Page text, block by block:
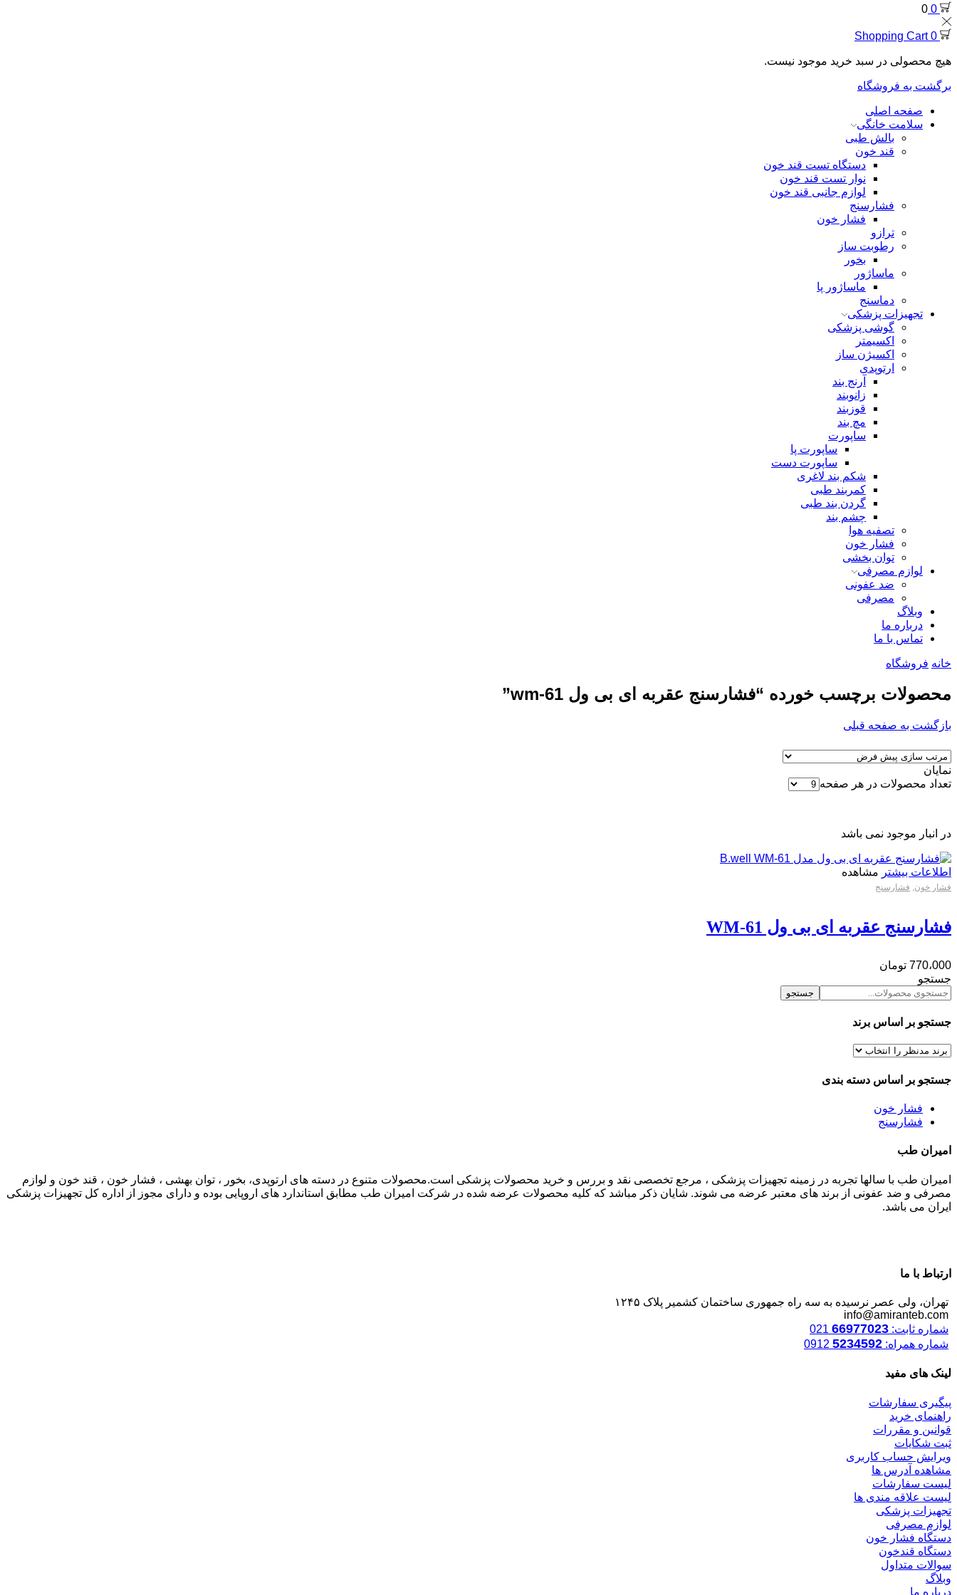
0
0
0
Shopping Cart
هیچ محصولی در سبد خرید موجود نیست.
برگشت به فروشگاه
صفحه اصلی
سلامت خانگی
بالش طبی
قند خون
دستگاه تست قند خون
نوار تست قند خون
لوازم جانبی قند خون
فشارسنج
فشار خون
ترازو
رطوبت ساز
بخور
ماساژور
ماساژور پا
دماسنج
تجهیزات پزشکی
گوشی پزشکی
اکسیمتر
اکسیژن ساز
ارتوپدی
آرنج بند
زانوبند
قوزبند
مچ بند
ساپورت
ساپورت پا
ساپورت دست
شکم بند لاغری
کمربند طبی
گردن بند طبی
چشم بند
تصفیه هوا
فشار خون
توان بخشی
لوازم مصرفی
ضد عفونی
مصرفی
وبلاگ
درباره ما
تماس با ما
خانه فروشگاه
محصولات برچسب خورده “فشارسنج عقربه ای بی ول wm-61”
بازگشت به صفحه قبلی
نمایان
تعداد محصولات در هر صفحه
در انبار موجود نمی باشد
اطلاعات بیشتر مشاهده
فشار خون, فشارسنج
فشارسنج عقربه ای بی ول WM-61
770،000 تومان
جستجو
جستجو
جستجو بر اساس برند
جستجو بر اساس دسته بندی
فشار خون
فشارسنج
امیران طب
امیران طب با سالها تجربه در زمینه تجهیزات پزشکی ، مرجع تخصصی نقد و بررس و خرید محصولات پزشکی است.محصولات متنوع در دسته های ارتوپدی، بخور ، توان بهشی ، فشار خون ، قند خون و لوازم
مصرفی و ضد عفونی از برند های معتبر عرضه می شوند. شایان ذکر مباشد که کلیه محصولات عرضه شده در شرکت امیران طب مطابق استاندارد های اروپایی بوده و دارای مجوز از اداره کل تجهیزات پزشکی
ایران می باشد.
ارتباط با ما
تهران، ولی عصر نرسیده به سه راه جمهوری ساختمان کشمیر پلاک ۱۲۴۵
info@amiranteb.com
شماره ثابت: 66977023
شماره همراه: 5234592
لینک های مفید
پیگیری سفارشات
راهنمای خرید
قوانین و مقررات
ثبت شکایات
ویرایش حساب کاربری
مشاهده آدرس ها
لیست سفارشات
لیست علاقه مندی ها
تجهیزات پزشکی
لوازم مصرفی
دستگاه فشار خون
دستگاه قندخون
سوالات متداول
وبلاگ
درباره ما